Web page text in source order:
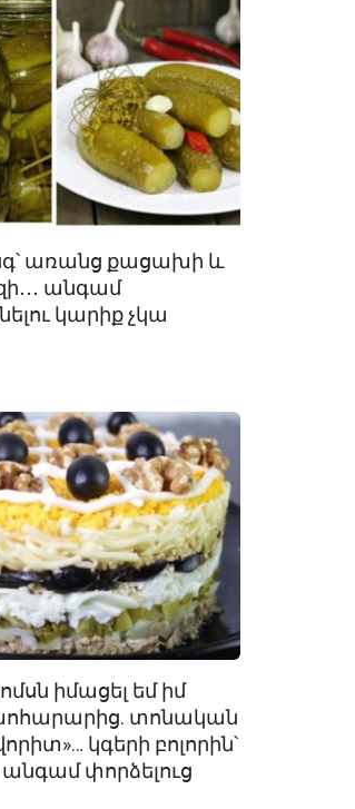
առանց քացախի և
անգամ
կարիք չկա
իմացել եմ իմ
տոնական
կգերի բոլորին՝
փորձելուց